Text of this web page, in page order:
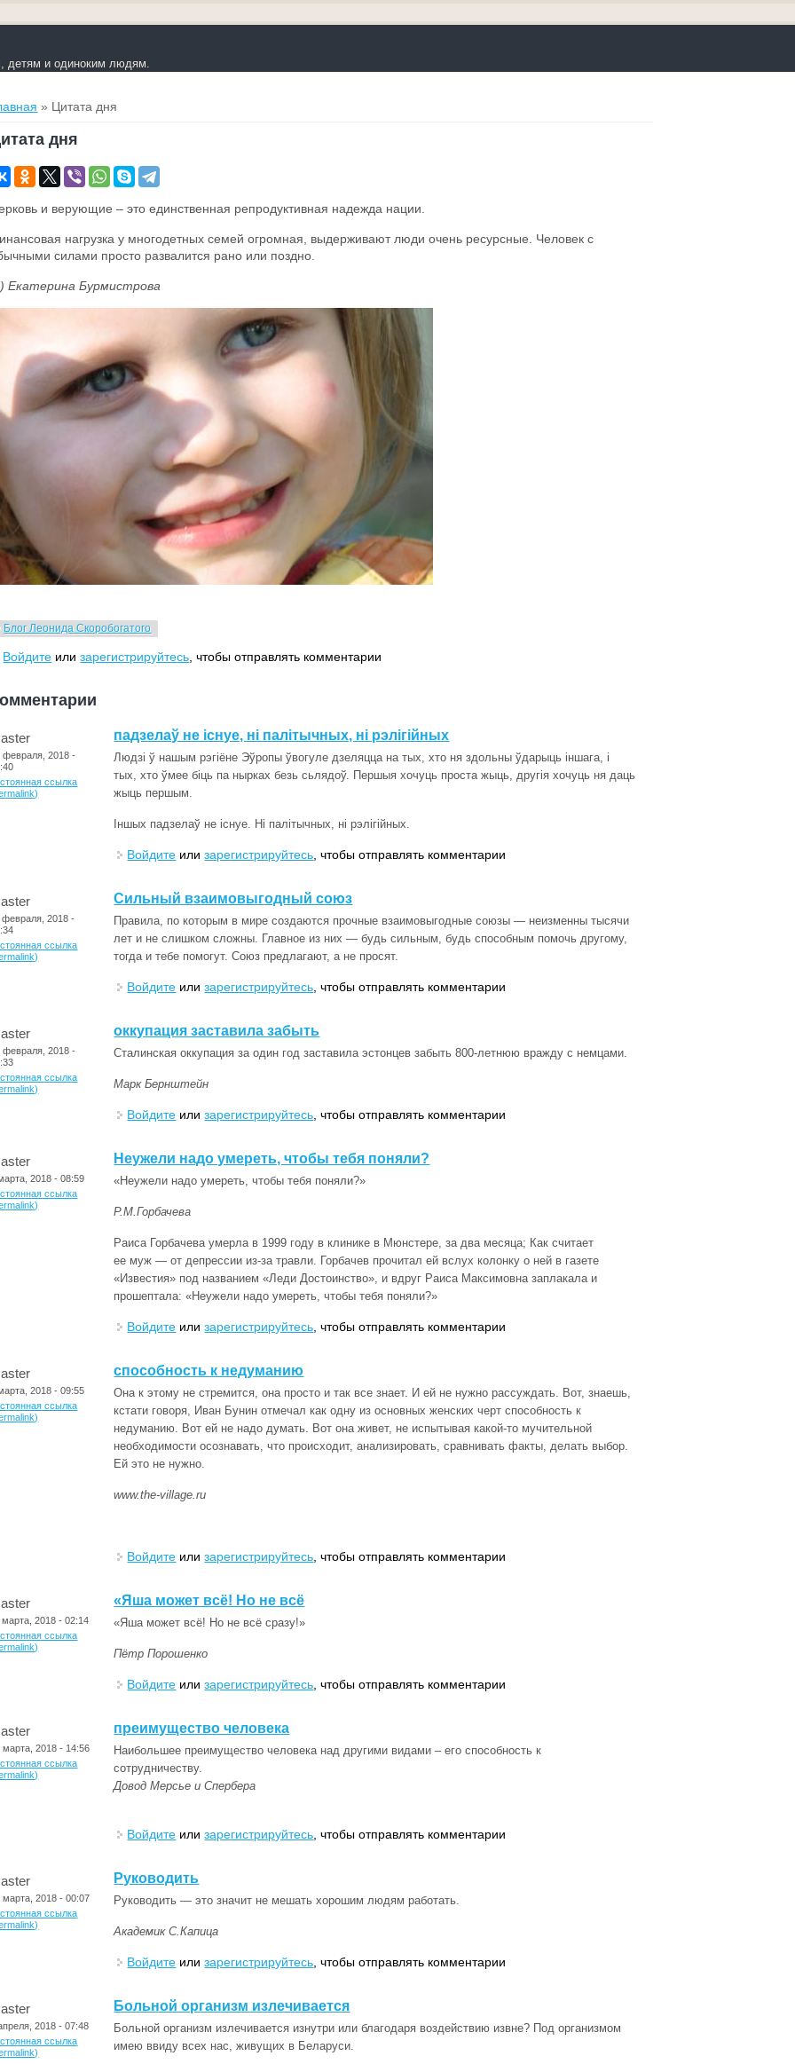
детям и одиноким людям.
здесь» Цитата дня
дня
и верующие – это единственная репродуктивная надежда нации.
нагрузка у многодетных семей огромная, выдерживают люди очень ресурсные. Человек с
силами просто развалится рано или поздно.
Екатерина Бурмистрова
Блог Леонида Скоробогатого
Войдите илизарегистрируйтесь , чтобы отправлять комментарии
февраля, 2018 -
ссылка
падзелаў не існуе, ні палітычных, ні рэлігійных
Людзі ў нашым рэгіёне Эўропы ўвогуле дзеляцца на тых, хто ня здольны ўдарыць іншага, і
тых, хто ўмее біць па нырках безь сьлядоў. Першыя хочуць проста жыць, другія хочуць ня даць
жыць першым.
Іншых падзелаў не існуе. Ні палітычных, ні рэлігійных.
Войдите илизарегистрируйтесь , чтобы отправлять комментарии
февраля, 2018 -
ссылка
Сильный взаимовыгодный союз
Правила, по которым в мире создаются прочные взаимовыгодные союзы — неизменны тысячи
лет и не слишком сложны. Главное из них — будь сильным, будь способным помочь другому,
тогда и тебе помогут. Союз предлагают, а не просят.
Войдите илизарегистрируйтесь , чтобы отправлять комментарии
февраля, 2018 -
ссылка
оккупация заставила забыть
Сталинская оккупация за один год заставила эстонцев забыть 800-летнюю вражду с немцами.
Марк Бернштейн
Войдите илизарегистрируйтесь , чтобы отправлять комментарии
2018 - 08:59
ссылка
Неужели надо умереть, чтобы тебя поняли?
«Неужели надо умереть, чтобы тебя поняли?»
Р.М.Горбачева
Раиса Горбачева умерла в 1999 году в клинике в Мюнстере, за два месяца; Как считает
ее муж — от депрессии из-за травли. Горбачев прочитал ей вслух колонку о ней в газете
«Известия» под названием «Леди Достоинство», и вдруг Раиса Максимовна заплакала и
прошептала: «Неужели надо умереть, чтобы тебя поняли?»
Войдите илизарегистрируйтесь , чтобы отправлять комментарии
2018 - 09:55
ссылка
способность к недуманию
Она к этому не стремится, она просто и так все знает. И ей не нужно рассуждать. Вот, знаешь,
кстати говоря, Иван Бунин отмечал как одну из основных женских черт способность к
недуманию. Вот ей не надо думать. Вот она живет, не испытывая какой-то мучительной
необходимости осознавать, что происходит, анализировать, сравнивать факты, делать выбор.
Ей это не нужно.
www.the-village.ru
Войдите илизарегистрируйтесь , чтобы отправлять комментарии
марта, 2018 - 02:14
ссылка
«Яша может всё! Но не всё
«Яша может всё! Но не всё сразу!»
Пётр Порошенко
Войдите илизарегистрируйтесь , чтобы отправлять комментарии
марта, 2018 - 14:56
ссылка
преимущество человека
Наибольшее преимущество человека над другими видами – его способность к
сотрудничеству.
Довод Мерсье и Спербера
Войдите илизарегистрируйтесь , чтобы отправлять комментарии
марта, 2018 - 00:07
ссылка
Руководить
Руководить — это значит не мешать хорошим людям работать.
Академик С.Капица
Войдите илизарегистрируйтесь , чтобы отправлять комментарии
2018 - 07:48
ссылка
Больной организм излечивается
Больной организм излечивается изнутри или благодаря воздействию извне? Под организмом
имею ввиду всех нас, живущих в Беларуси.